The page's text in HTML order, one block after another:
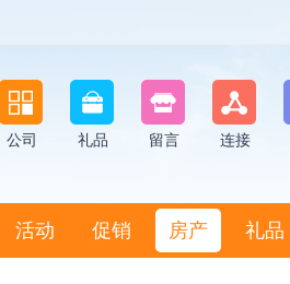
公司 礼品 留言 连接
活动 促销 房产 礼品